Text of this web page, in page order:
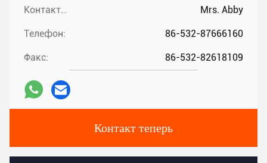
Контакты: Mrs. Abby
Телефон: 86-532-87666160
Факс: 86-532-82618109
Контакт теперь